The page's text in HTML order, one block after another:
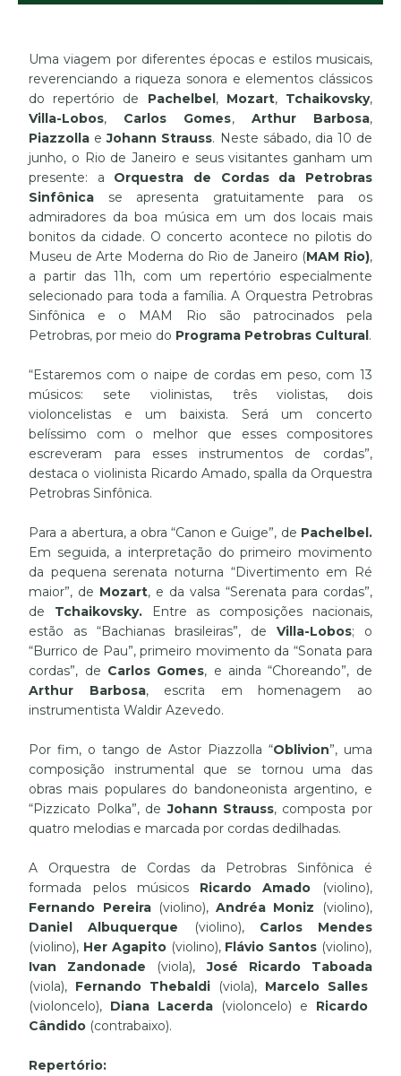
Uma viagem por diferentes épocas e estilos musicais,
reverenciando a riqueza sonora e elementos clássicos
do repertório de Pachelbel , Mozart, Tchaikovsky,
Villa-Lobos, Carlos Gomes, Arthur Barbosa,
Piazzolla eJohann Strauss. Neste sábado, dia 10 de
junho, o Rio de Janeiro e seus visitantes ganham um
presente: a Orquestra de Cordas da Petrobras
Sinfônica se apresenta gratuitamente para os
admiradores da boa música em um dos locais mais
bonitos da cidade. O concerto acontece no pilotis do
Museu de Arte Moderna do Rio de Janeiro (MAM Rio),
a partir das 11h, com um repertório especialmente
selecionado para toda a família. A Orquestra Petrobras
Sinfônica e o MAM Rio são patrocinados pela
Petrobras, por meio do Programa Petrobras Cultural .
“Estaremos com o naipe de cordas em peso, com 13
músicos: sete violinistas, três violistas, dois
violoncelistas e um baixista. Será um concerto
belíssimo com o melhor que esses compositores
escreveram para esses instrumentos de cordas”,
destaca o violinista Ricardo Amado, spalla da Orquestra
Petrobras Sinfônica.
Para a abertura, a obra “Canon e Guige”, de Pachelbel.
Em seguida, a interpretação do primeiro movimento
da pequena serenata noturna “Divertimento em Ré
maior”, de Mozart, e da valsa “Serenata para cordas”,
de Tchaikovsky.
Entre as composições nacionais,
estão as “Bachianas brasileiras”,
de Villa-Lobos;
o
“Burrico de Pau”, primeiro movimento da “Sonata para
cordas”, de Carlos Gomes, e ainda “Choreando”, de
Arthur Barbosa, escrita em homenagem ao
instrumentista Waldir Azevedo.
Por fim, o tango de Astor Piazzolla “Oblivion”, uma
composição instrumental que se tornou uma das
obras mais populares do bandoneonista argentino, e
“Pizzicato Polka”, deJohann Strauss, composta por
quatro melodias e marcada por cordas dedilhadas.
A Orquestra de Cordas da Petrobras Sinfônica é
formada pelos músicos Ricardo Amado (violino),
Fernando Pereira(violino),Andréa Moniz (violino),
Daniel Albuquerque
(violino), Carlos Mendes
(violino), Her Agapito(violino), Flávio Santos (violino),
Ivan Zandonade (viola),José Ricardo Taboada
(viola), Fernando Thebaldi (viola), Marcelo Salles
(violoncelo), Diana Lacerda (violoncelo) e Ricardo
Cândido (contrabaixo).
Repertório: